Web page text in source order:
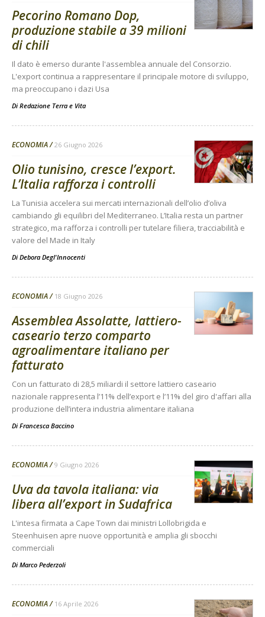
Pecorino Romano Dop,
produzione stabile a 39 milioni
di chili
Il dato è emerso durante l'assemblea annuale del Consorzio.
L'export continua a rappresentare il principale motore di sviluppo,
ma preoccupano i dazi Usa
Di Redazione Terra e Vita
ECONOMIA 26 Giugno 2026
Olio tunisino, cresce l’export.
L’Italia rafforza i controlli
La Tunisia accelera sui mercati internazionali dell’olio d’oliva
cambiando gli equilibri del Mediterraneo. L’Italia resta un partner
strategico, ma rafforza i controlli per tutelare filiera, tracciabilità e
valore del Made in Italy
Di Debora Degl'Innocenti
ECONOMIA 18 Giugno 2026
Assemblea Assolatte, lattiero-
caseario terzo comparto
agroalimentare italiano per
fatturato
Con un fatturato di 28,5 miliardi il settore lattiero caseario
nazionale rappresenta l’11% dell’export e l’11% del giro d'affari alla
produzione dell’intera industria alimentare italiana
Di Francesca Baccino
ECONOMIA 9 Giugno 2026
Uva da tavola italiana: via
libera all’export in Sudafrica
L'intesa firmata a Cape Town dai ministri Lollobrigida e
Steenhuisen apre nuove opportunità e amplia gli sbocchi
commerciali
Di Marco Pederzoli
ECONOMIA 16 Aprile 2026